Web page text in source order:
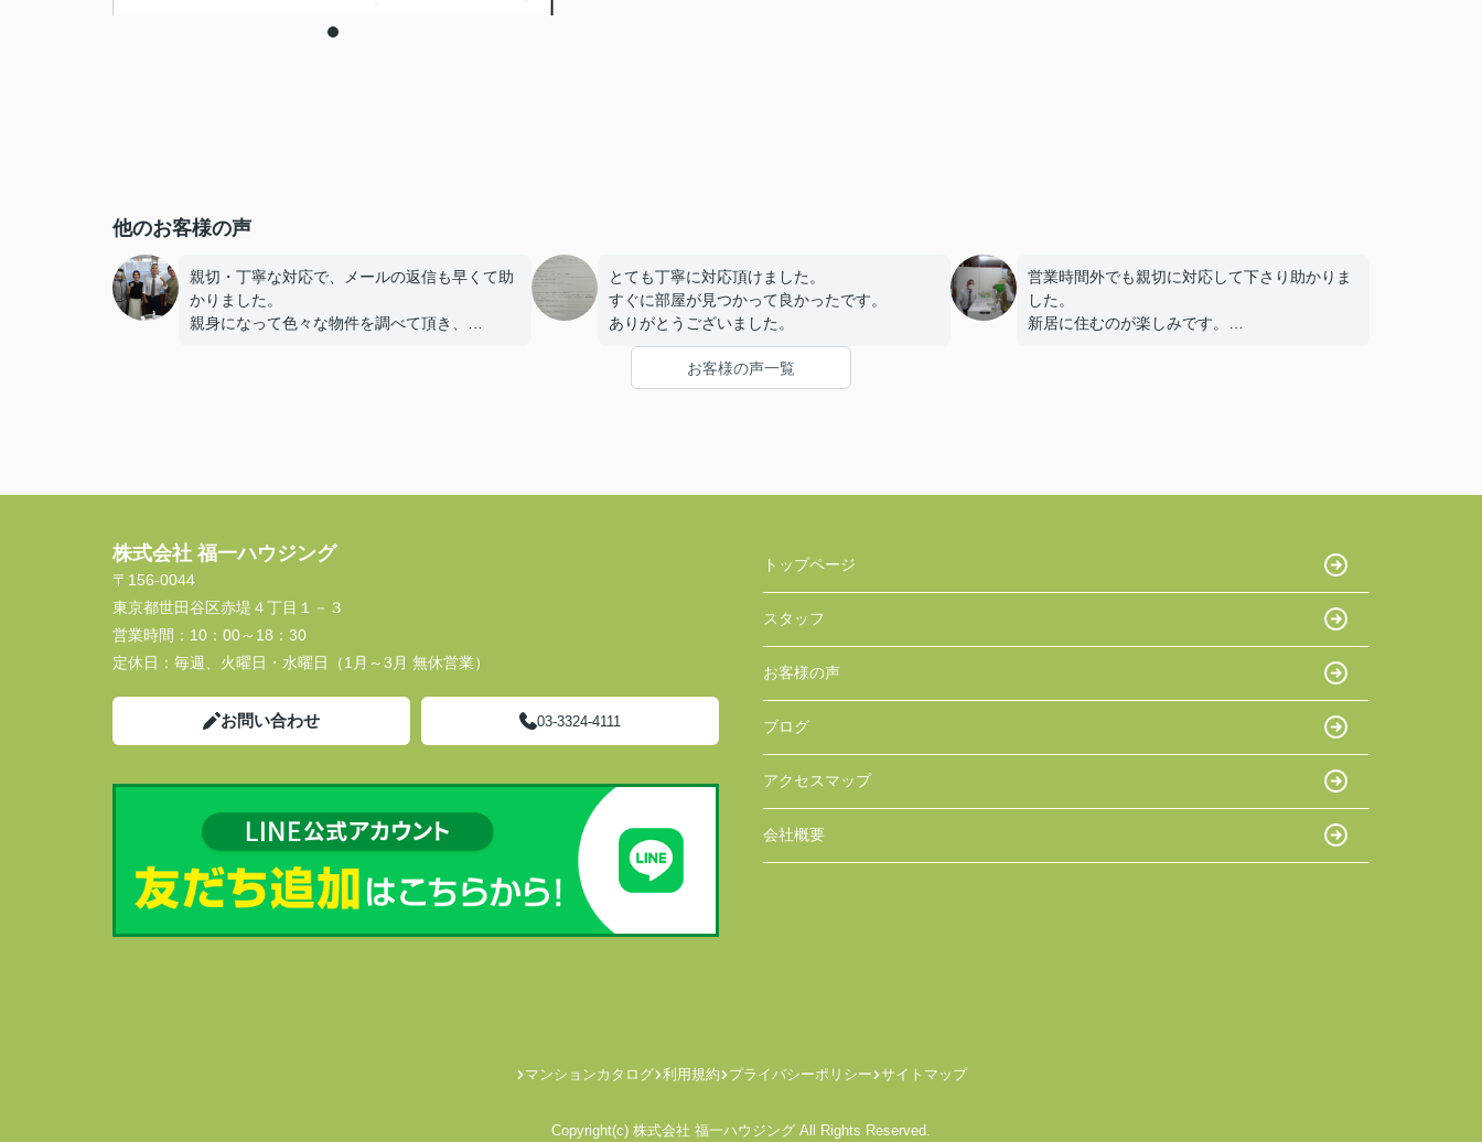
他のお客様の声
親切・丁寧な対応で、メールの返信も早くて助
かりました。
親身になって色々な物件を調べて頂き、
とても丁寧に対応頂けました。
すぐに部屋が見つかって良かったです。
ありがとうございました。
営業時間外でも親切に対応して下さり助かりま
した。
新居に住むのが楽しみです。
お客様の声一覧
株式会社 福一ハウジング
〒156-0044
東京都世田谷区赤堤４丁目１－３
営業時間： 10：00～18：30
定休日： 毎週、火曜日・水曜日（1月～3月 無休営業）
お問い合わせ 03-3324-4111
トップページ
スタッフ
お客様の声
ブログ
アクセスマップ
会社概要
マンションカタログ 利用規約 プライバシーポリシー サイトマップ
Copyright(c) 株式会社 福一ハウジング All Rights Reserved.